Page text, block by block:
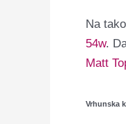
Na
54w.
Matt
Vrhunska